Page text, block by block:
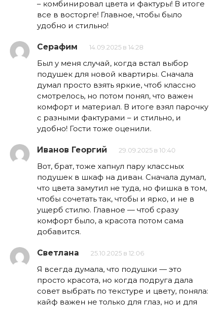
– комбинировал цвета и фактуры! В итоге
все в восторге! Главное, чтобы было
удобно и стильно!
Серафим 14.09.2025 в 14:28
Был у меня случай, когда встал выбор
подушек для новой квартиры. Сначала
думал просто взять яркие, чтоб классно
смотрелось, но потом понял, что важен
комфорт и материал. В итоге взял парочку
с разными фактурами – и стильно, и
удобно! Гости тоже оценили.
Иванов Георгий 29.09.2025 в 10:40
Вот, брат, тоже хапнул пару классных
подушек в шкаф на диван. Сначала думал,
что цвета замутил не туда, но фишка в том,
чтобы сочетать так, чтобы и ярко, и не в
ущерб стилю. Главное — чтоб сразу
комфорт было, а красота потом сама
добавится.
Светлана 25.10.2025 в 12:06
Я всегда думала, что подушки — это
просто красота, но когда подруга дала
совет выбрать по текстуре и цвету, поняла:
кайф важен не только для глаз, но и для